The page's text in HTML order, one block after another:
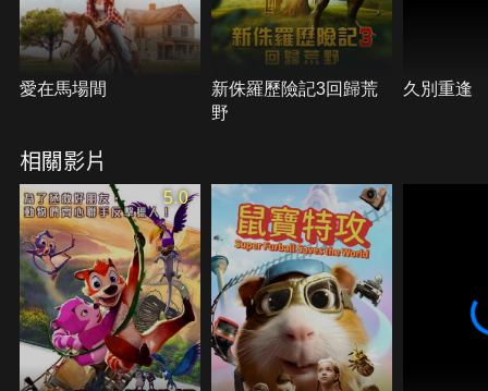
愛在馬場間
新侏羅歷險記3回歸荒
野
久別重逢
相關影片
5.0